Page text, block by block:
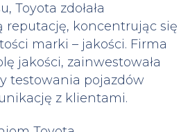
Toyota zdołała
reputację, koncentrując się
marki – jakości. Firma
jakości, zainwestowała
testowania pojazdów
z klientami.